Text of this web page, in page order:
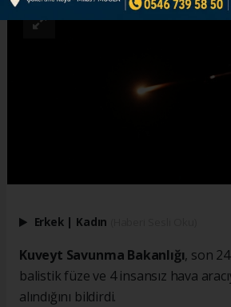
Erkek | Kadın
Kuveyt Savunma Bakanlığı, son
balistik füze ve 4 insansız hava
alındığını bildirdi.